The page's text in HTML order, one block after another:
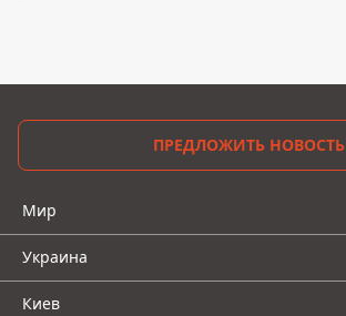
ПРЕДЛОЖИТЬ НОВОСТЬ
Мир
Украина
Киев